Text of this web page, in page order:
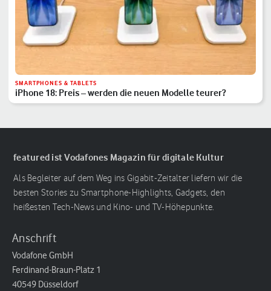
SMARTPHONES & TABLETS
iPhone 18: Preis – werden die neuen Modelle teurer?
featured ist Vodafones Magazin für digitale Kultur
Als Begleiter auf dem Weg ins Gigabit-Zeitalter liefern wir die
besten Stories zu Smartphone-Highlights, Gadgets, den
heißesten Tech-News und Kino- und TV-Höhepunkte.
Anschrift
Vodafone GmbH
Ferdinand-Braun-Platz 1
40549 Düsseldorf